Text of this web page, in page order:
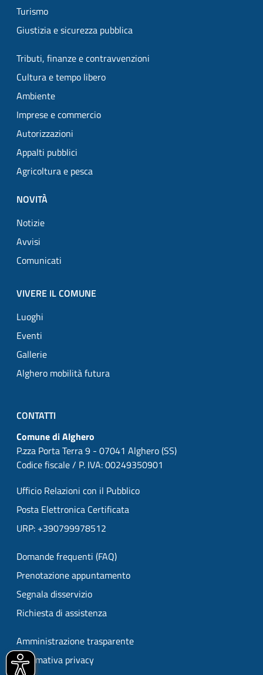
Turismo
Giustizia e sicurezza pubblica
Tributi, finanze e contravvenzioni
Cultura e tempo libero
Ambiente
Imprese e commercio
Autorizzazioni
Appalti pubblici
Agricoltura e pesca
NOVITÀ
Notizie
Avvisi
Comunicati
VIVERE IL COMUNE
Luoghi
Eventi
Gallerie
Alghero mobilità futura
CONTATTI
Comune di Alghero
P.zza Porta Terra 9 - 07041 Alghero (SS)
Codice fiscale / P. IVA: 00249350901
Ufficio Relazioni con il Pubblico
Posta Elettronica Certificata
URP: +390799978512
Domande frequenti (FAQ)
Prenotazione appuntamento
Segnala disservizio
Richiesta di assistenza
Amministrazione trasparente
Informativa privacy